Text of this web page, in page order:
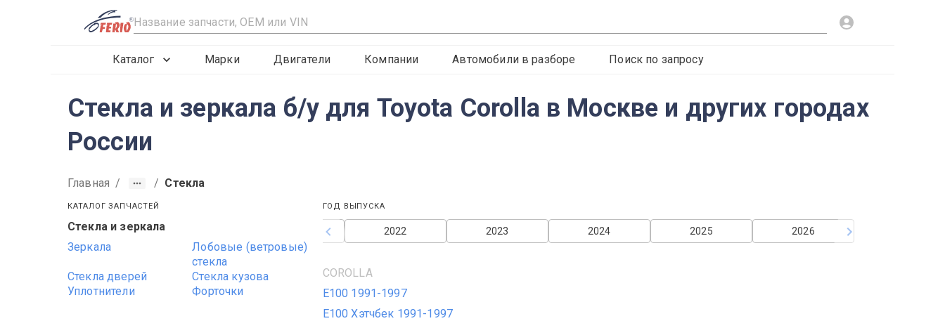
R
Каталог Марки Двигатели Компании Автомобили в разборе Поиск по запросу
Стекла и зеркала б/у для Toyota Corolla в Москве и других городах
России
Главная / / Стекла
КАТАЛОГ ЗАПЧАСТЕЙ
Стекла и зеркала
Зеркала
Лобовые (ветровые)
стекла
Стекла дверей
Стекла кузова
Уплотнители
Форточки
ГОД ВЫПУСКА
2026
2025
2024
2023
2022
2019
COROLLA
E100 1991-1997
E100 Хэтчбек 1991-1997